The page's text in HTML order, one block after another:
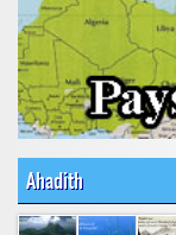
Ahadith